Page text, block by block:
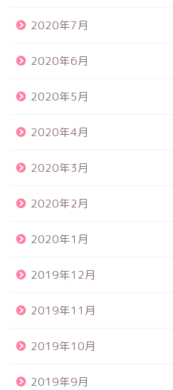
2020年7月
2020年6月
2020年5月
2020年4月
2020年3月
2020年2月
2020年1月
2019年12月
2019年11月
2019年10月
2019年9月